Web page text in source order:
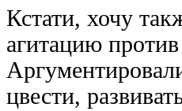
Кстати, хочу
агитацию
цвести,